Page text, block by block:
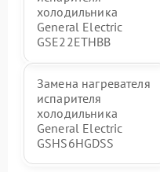
холодильника
General Electric
GSE22ETHBB
Замена нагревателя
испарителя
холодильника
General Electric
GSHS6HGDSS